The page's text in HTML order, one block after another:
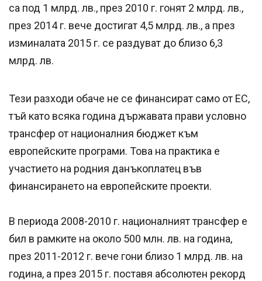
са под 1 млрд. лв., през 2010 г. гонят 2 млрд. лв.,
през 2014 г. вече достигат 4,5 млрд. лв., а през
изминалата 2015 г. се раздуват до близо 6,3
млрд. лв.
Тези разходи обаче не се финансират само от ЕС,
тъй като всяка година държавата прави условно
трансфер от националния бюджет към
европейските програми. Това на практика е
участието на родния данъкоплатец във
финансирането на европейските проекти.
В периода 2008-2010 г. националният трансфер е
бил в рамките на около 500 млн. лв. на година,
през 2011-2012 г. вече гони близо 1 млрд. лв. на
година, а през 2015 г. поставя абсолютен рекорд